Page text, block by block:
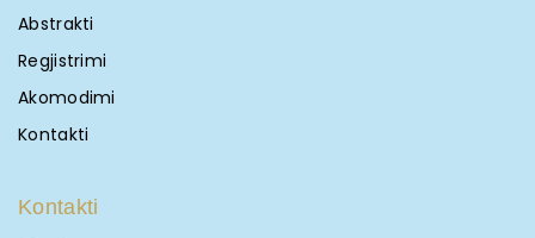
Abstrakti
Regjistrimi
Akomodimi
Kontakti
Kontakti